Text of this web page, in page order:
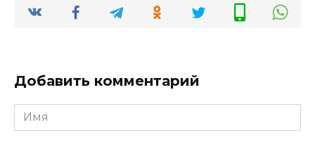
Добавить комментарий
Имя
*